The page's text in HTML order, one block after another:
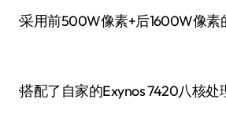
·采用前500W像素+后1600W像
·搭配了自家的Exynos 7420八核处